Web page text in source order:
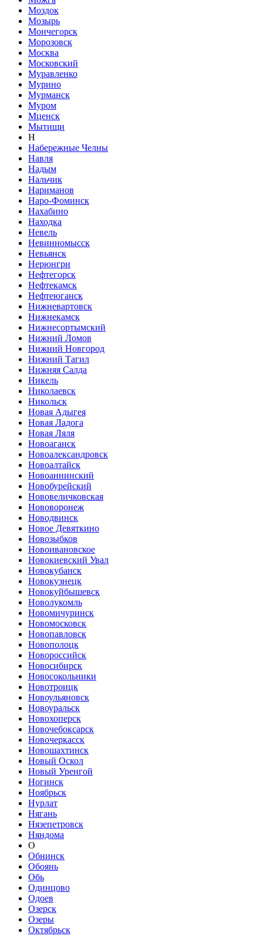
Моздок
Мозырь
Мончегорск
Морозовск
Москва
Московский
Муравленко
Мурино
Мурманск
Муром
Мценск
Мытищи
Н
Набережные Челны
Навля
Надым
Нальчик
Нариманов
Наро-Фоминск
Нахабино
Находка
Невель
Невинномысск
Невьянск
Нерюнгри
Нефтегорск
Нефтекамск
Нефтеюганск
Нижневартовск
Нижнекамск
Нижнесортымский
Нижний Ломов
Нижний Новгород
Нижний Тагил
Нижняя Салда
Никель
Николаевск
Никольск
Новая Адыгея
Новая Ладога
Новая Ляля
Новоаганск
Новоалександровск
Новоалтайск
Новоаннинский
Новобурейский
Нововеличковская
Нововоронеж
Новодвинск
Новое Девяткино
Новозыбков
Новоивановское
Новокиевский Увал
Новокубанск
Новокузнецк
Новокуйбышевск
Новолукомль
Новомичуринск
Новомосковск
Новопавловск
Новополоцк
Новороссийск
Новосибирск
Новосокольники
Новотроицк
Новоульяновск
Новоуральск
Новохоперск
Новочебоксарск
Новочеркасск
Новошахтинск
Новый Оскол
Новый Уренгой
Ногинск
Ноябрьск
Нурлат
Нягань
Нязепетровск
Няндома
О
Обнинск
Обоянь
Обь
Одинцово
Одоев
Озерск
Озеры
Октябрьск